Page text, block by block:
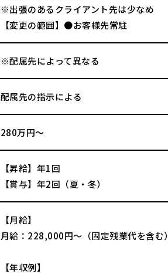
※出張のあるクライアント先は少なめ
【変更の範囲】●お客様先常駐
※配属先によって異なる
配属先の指示による
280万円～
【昇給】年1回
【賞与】年2回（夏・冬）
【月給】
月給：228,000円～（固定残業代を含む）
【年収例】